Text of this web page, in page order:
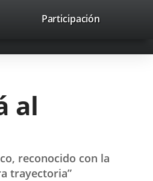
Participación
al
reconocido con la
trayectoria”